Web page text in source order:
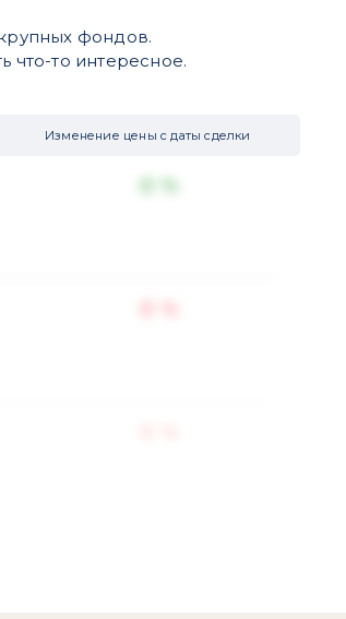
фондов.
что-то интересное.
Изменение цены с даты сделки
0 %